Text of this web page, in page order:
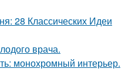
28 Классических Идеи
врача.
монохромный интерьер.